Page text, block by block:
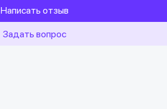
Написать отзыв
Задать вопрос